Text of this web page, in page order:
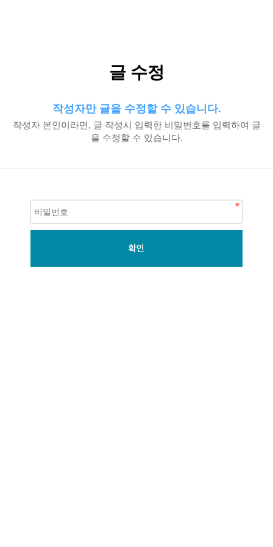
글 수정
작성자만 글을 수정할 수 있습니다.
작성자 본인이라면, 글 작성시 입력한 비밀번호를 입력하여 글
을 수정할 수 있습니다.